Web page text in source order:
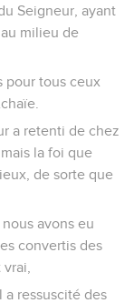
Seigneur, ayant
milieu de
pour tous ceux
a retenti de chez
la foi que
de sorte que
avons eu
convertis des
a ressuscité des